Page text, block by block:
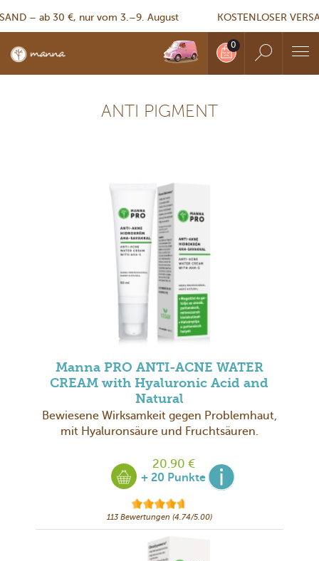
– ab 30 €, nur vom 3.–9. August KOSTENLOSER
ANTI PIGMENT
Manna PRO ANTI-ACNE WATER
CREAM with Hyaluronic Acid and
Natural
Bewiesene Wirksamkeit gegen Problemhaut,
mit Hyaluronsäure und Fruchtsäuren.
20.90 €
+ 20 Punkte
113 Bewertungen (4.74/5.00)